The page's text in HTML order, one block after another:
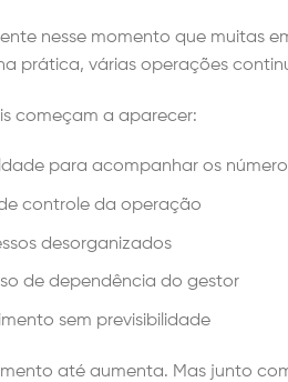
nesse momento que muitas
prática, várias operações
começam a aparecer:
para acompanhar os
controle da operação
desorganizados
de dependência do gestor
sem previsibilidade
até aumenta. Mas junto